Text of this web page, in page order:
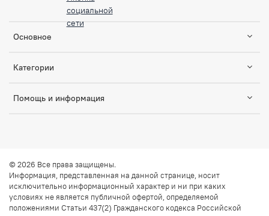
Основное
Категории
Помощь и информация
© 2026 Все права защищены.
Информация, представленная на данной странице, носит
исключительно информационный характер и ни при каких
условиях не является публичной офертой, определяемой
положениями Статьи 437(2) Гражданского кодекса Российской